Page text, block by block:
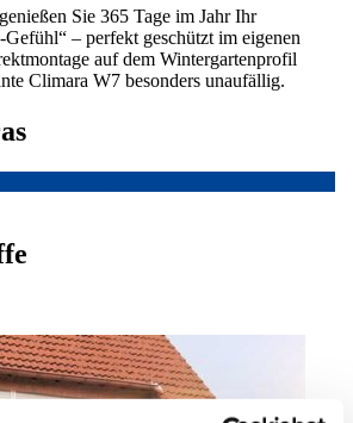
Sie 365 Tage im Jahr Ihr
– perfekt geschützt im eigenen
auf dem Wintergartenprofil
Climara W7 besonders unaufällig.